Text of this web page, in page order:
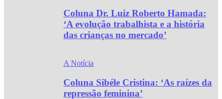
Coluna Dr. Luiz Roberto Hamada:
‘A evolução trabalhista e a história
das crianças no mercado’
A Notícia
Coluna Sibéle Cristina: ‘As raízes da
repressão feminina’